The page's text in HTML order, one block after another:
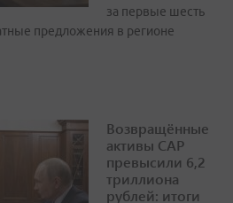
за первые шесть
предложения в регионе
Возвращённые
активы САР
превысили 6,2
триллиона
рублей: итоги